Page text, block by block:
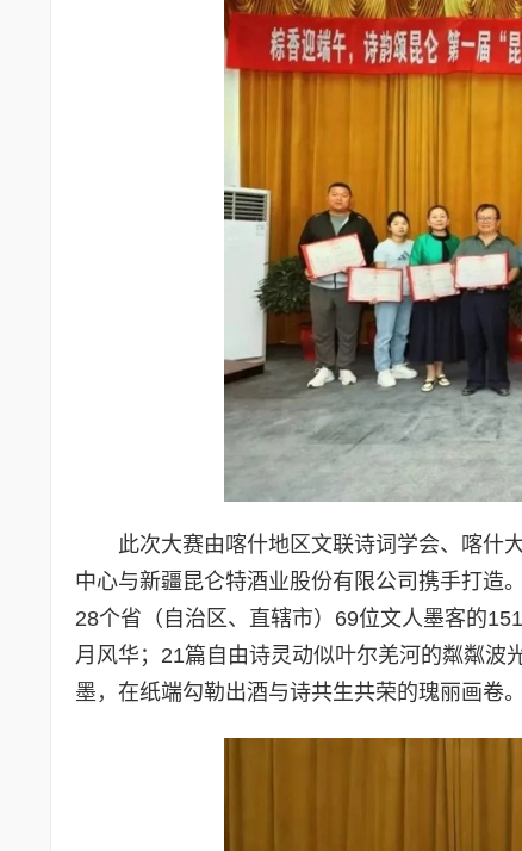
此次大赛由喀什地区文联诗词学会、喀什
中心与新疆昆仑特酒业股份有限公司携手打造
28个省（自治区、直辖市）69位文人墨客的
月风华；21篇自由诗灵动似叶尔羌河的粼粼波
墨，在纸端勾勒出酒与诗共生共荣的瑰丽画卷。